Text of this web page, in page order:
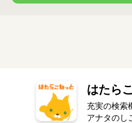
はたら
充実の検索
アナタのし